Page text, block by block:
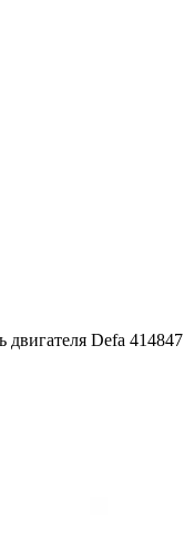
двигателя Defa 414847